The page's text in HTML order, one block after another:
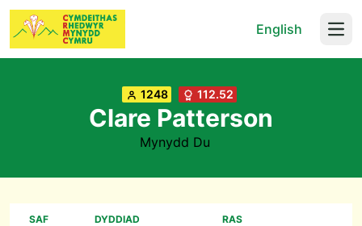
English
1248 112.52
Clare Patterson
Mynydd Du
SAF DYDDIAD RAS